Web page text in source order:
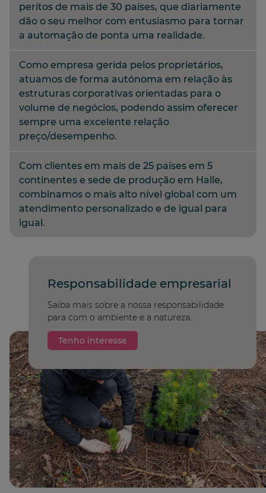
peritos de mais de 30 países, que diariamente
dão o seu melhor com entusiasmo para tornar
a automação de ponta uma realidade.
Como empresa gerida pelos proprietários,
atuamos de forma autónoma em relação às
estruturas corporativas orientadas para o
volume de negócios, podendo assim oferecer
sempre uma excelente relação
preço/desempenho.
Com clientes em mais de 25 países em 5
continentes e sede de produção em Halle,
combinamos o mais alto nível global com um
atendimento personalizado e de igual para
igual.
Responsabilidade empresarial
Saiba mais sobre a nossa responsabilidade
para com o ambiente e a natureza.
Tenho interesse